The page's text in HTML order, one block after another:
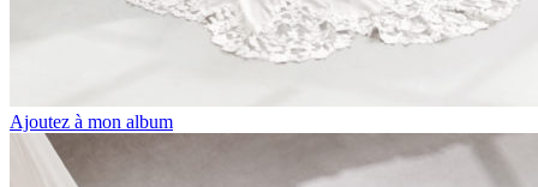
Ajoutez à mon album